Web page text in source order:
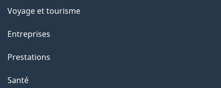
Voyage et tourisme
Entreprises
Prestations
Santé